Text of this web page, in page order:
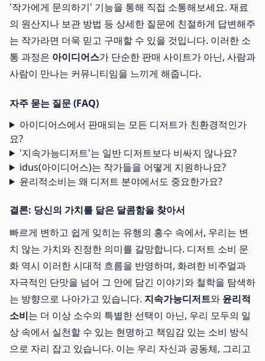
'작가에게 문의하기' 기능을 통해 직접 소통해보세요. 재료
의 원산지나 보관 방법 등 상세한 질문에 친절하게 답변해주
는 작가라면 더욱 믿고 구매할 수 있을 것입니다. 이러한 소
통 과정은 아이디어스가 단순한 판매 사이트가 아닌, 사람과
사람이 만나는 커뮤니티임을 느끼게 해줍니다.
자주 묻는 질문 (FAQ)
아이디어스에서 판매되는 모든 디저트가 친환경적인가
요?
'지속가능디저트'는 일반 디저트보다 비싸지 않나요?
idus(아이디어스)는 작가들을 어떻게 지원하나요?
윤리적소비는 왜 디저트 분야에서도 중요한가요?
결론: 당신의 가치를 닮은 달콤함을 찾아서
빠르게 변하고 쉽게 잊히는 유행의 홍수 속에서, 우리는 변
치 않는 가치와 진정한 의미를 갈망합니다. 디저트 소비 문
화 역시 이러한 시대적 흐름을 반영하며, 화려한 비주얼과
자극적인 단맛을 넘어 그 안에 담긴 이야기와 철학을 탐색하
는 방향으로 나아가고 있습니다. 지속가능디저트와 윤리적
소비는 더 이상 소수의 특별한 선택이 아닌, 우리 모두의 일
상 속에서 실천할 수 있는 현명하고 책임감 있는 소비 방식
으로 자리 잡고 있습니다. 이는 우리 자신과 공동체, 그리고